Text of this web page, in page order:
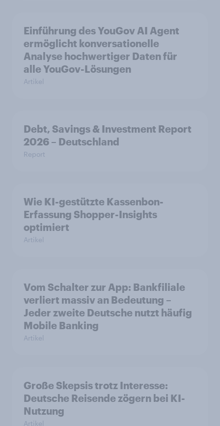
Einführung des YouGov AI Agent
ermöglicht konversationelle
Analyse hochwertiger Daten für
alle YouGov-Lösungen
Artikel
Debt, Savings & Investment Report
2026 – Deutschland
Report
Wie KI-gestützte Kassenbon-
Erfassung Shopper-Insights
optimiert
Artikel
Vom Schalter zur App: Bankfiliale
verliert massiv an Bedeutung –
Jeder zweite Deutsche nutzt häufig
Mobile Banking
Artikel
Große Skepsis trotz Interesse:
Deutsche Reisende zögern bei KI-
Nutzung
Artikel